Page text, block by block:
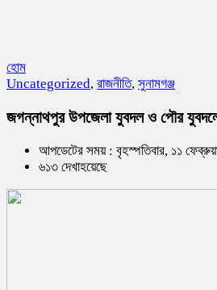
হোম
Uncategorized, রাজনীতি, সুনামগঞ্জ
জগন্নাথপুর উপজেলা যুবদল ও পৌর
আপডেটের সময় : বৃহস্পতিবার, ১১
৬১৩ দেখাহয়েছে